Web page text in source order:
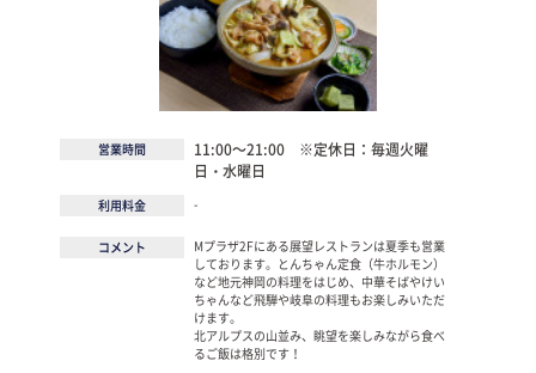
営業時間
11:00～21:00 ※定休日：毎週火曜
日・水曜日
利用料金 -
コメント
Mプラザ2Fにある展望レストランは夏季も営業
しております。とんちゃん定食（牛ホルモン）
など地元神岡の料理をはじめ、中華そばやけい
ちゃんなど飛騨や岐阜の料理もお楽しみいただ
けます。
北アルプスの山並み、眺望を楽しみながら食べ
るご飯は格別です！